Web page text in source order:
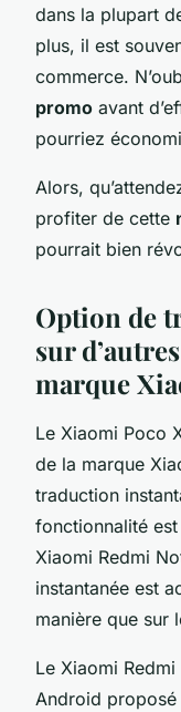
dans la plupart
plus, il est
commerce.
promo avant
pourriez
Alors,
profiter de cette
pourrait bien
Option de
sur
marque
Le Xiaomi Poco
de la marque
traduction
fonctionnalité
Xiaomi Redmi
instantanée est
manière que sur
Le Xiaomi Redmi
Android